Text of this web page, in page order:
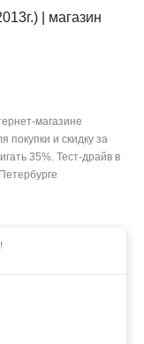
магазине
покупки и скидку за
35%. Тест-драйв в